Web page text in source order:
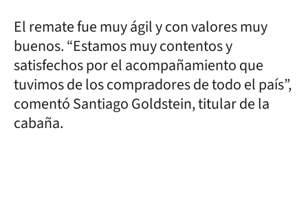
El remate fue muy ágil y con valores muy
buenos. “Estamos muy contentos y
satisfechos por el acompañamiento que
tuvimos de los compradores de todo el país”,
comentó Santiago Goldstein, titular de la
cabaña.